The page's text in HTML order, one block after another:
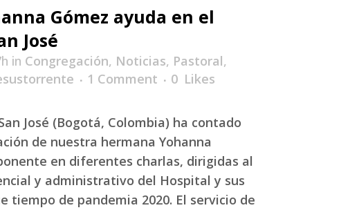
Gómez ayuda en el
José
in Congregación, Noticias, Pastoral,
1 Comment 0 Likes
José (Bogotá, Colombia) ha contado
de nuestra hermana Yohanna
en diferentes charlas, dirigidas al
y administrativo del Hospital y sus
tiempo de pandemia 2020. El servicio de